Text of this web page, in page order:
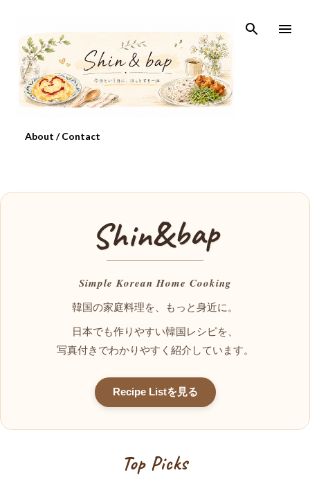
About / Contact
Shin&bap
Simple Korean Home Cooking
韓国の家庭料理を、もっと身近に。
日本でも作りやすい韓国レシピを、
写真付きでわかりやすく紹介しています。
Recipe Listを見る
Top Picks